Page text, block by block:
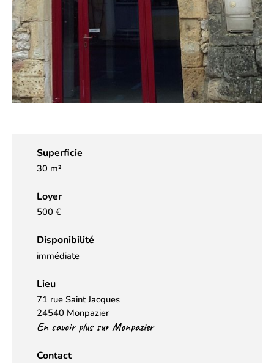
Superficie
30 m²
Loyer
500 €
Disponibilité
immédiate
Lieu
71 rue Saint Jacques
24540 Monpazier
En savoir plus sur Monpazier
Contact